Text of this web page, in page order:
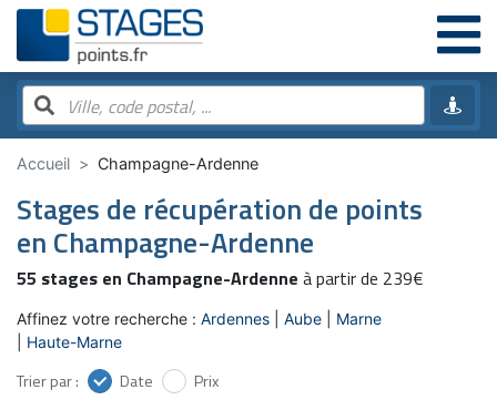
Accueil Champagne-Ardenne
Stages de récupération de points
en Champagne-Ardenne
55 stages en Champagne-Ardenne à partir de 239€
Affinez votre recherche : Ardennes Aube
Marne
Haute-Marne
Trier par : Date Prix